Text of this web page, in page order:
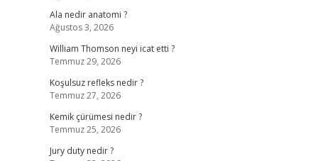
Ala nedir anatomi ?
Ağustos 3, 2026
William Thomson neyi icat etti ?
Temmuz 29, 2026
Koşulsuz refleks nedir ?
Temmuz 27, 2026
Kemik çürümesi nedir ?
Temmuz 25, 2026
Jury duty nedir ?